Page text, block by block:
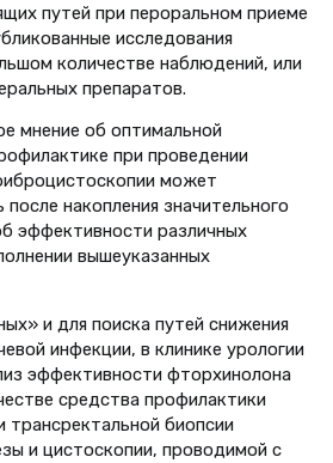
путей при пероральном приеме
исследования
количестве наблюдений, или
препаратов.
мнение об оптимальной
при проведении
может
накопления значительного
эффективности различных
вышеуказанных
и для поиска путей снижения
инфекции, в клинике урологии
эффективности фторхинолона
средства профилактики
трансректальной биопсии
и цистоскопии, проводимой с